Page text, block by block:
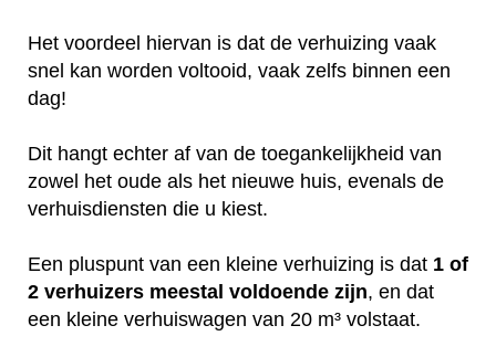
Het voordeel hiervan is dat de verhuizing vaak
snel kan worden voltooid, vaak zelfs binnen een
dag!
Dit hangt echter af van de toegankelijkheid van
zowel het oude als het nieuwe huis, evenals de
verhuisdiensten die u kiest.
Een pluspunt van een kleine verhuizing is dat 1 of
2 verhuizers meestal voldoende zijn, en dat
een kleine verhuiswagen van 20 m³ volstaat.